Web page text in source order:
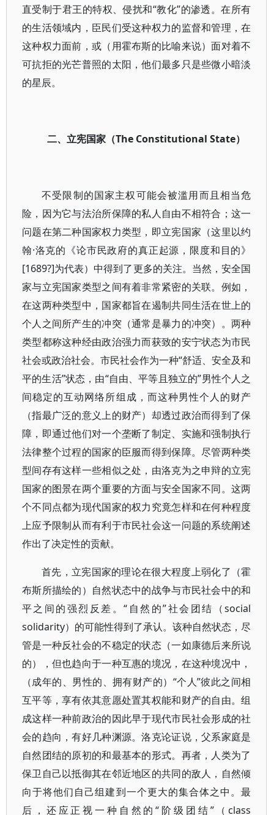
直受制于君王的特权、侵扰和“教化”的渗透。在所有
的生活领域内，臣民们受这种权力的监督和管理，在
这种权力面前，或（用霍布斯的比喻来说）面对着不
可抗拒的光芒普照的太阳，他们最多只是些微小暗淡
的星辰。
二、立宪国家（The Constitutional State）
不受限制的国家主权可能会被滥用而且相当危
险，因为它与法治所保障的私人自由不相符合；这一
问题在第二种国家权力类型，即立宪国家（这里以约
翰·洛克的《论市民政府的真正起源，限度和目的》
[1689?]为代表）中得到了更多的关注。当然，安全国
家与立宪国家类型之间有着非常紧密的关联。例如，
在这两种类型中，国家都旨在遏制共同生活在世上的
个人之间所产生的冲突（通常是暴力的冲突）。两种
类型都称这种经由政治强力而获致的安宁状态为市民
社会或政治社会。市民社会作为一种“舒适、安全及和
平的生活”状态，由“自由、平等且独立的”男性个人之
间稳定的互动网络所组成，而这种男性个人的财产
（指最广泛的意义上的财产）却透过政治而得到了保
障，即通过他们对一个垄断了制定、实施和强制执行
法律整个过程的国家的臣服而得到保障。尽管两种类
型间存有这样一些相似之处，由洛克为之申辩的立宪
国家的图景在两个重要的方面与安全国家不同。这两
个不同点都为现代国家的权力究竟怎样和在何种程度
上应予限制从而有利于市民社会这一问题的系统阐述
作出了决定性的贡献。
首先，立宪国家的理论在很大程度上弱化了（霍
布斯所描绘的）自然状态中的战争与市民社会中的和
平之间的强烈反差。“自然的”社会团结（social
solidarity）的可能性得到了承认。该种自然状态，尽
管是一种反社会的不稳定的状态（一如康德后来所说
的），但也趋向于一种互惠的境况，在这种境况中，
（成年的、男性的、拥有财产的）“个人”彼此之间相
互平等，享有依其意愿处置其权能和财产的自由。组
成这样一种前政治的因此早于现代市民社会形成的社
会的趋向，有好几种渊源。洛克论证说，父系家庭是
自然团结的原初的和最基本的形式。再者，人类为了
保卫自己以抵御其在邻近地区的共同的敌人，自然倾
向于将他们自己组建到一个更大的集合体之中。最
后，还应正视一种自然的“阶级团结”（class